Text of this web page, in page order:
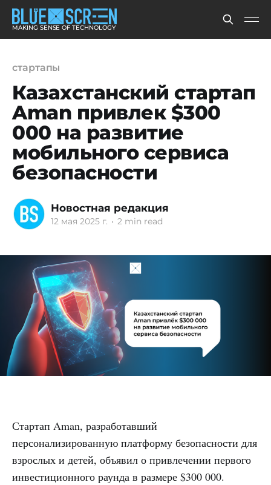
MAKING SENSE OF TECHNOLOGY
стартапы
Казахстанский стартап
Aman привлек $300
000 на развитие
мобильного сервиса
безопасности
Новостная редакция
12 мая 2025 г. • 2 min read
Стартап Aman, разработавший
персонализированную платформу безопасности для
взрослых и детей, объявил о привлечении первого
инвестиционного раунда в размере $300 000.